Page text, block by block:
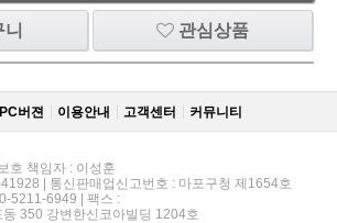
관심상품
PC버젼 이용안내 고객센터 커뮤니티
호 책임자 : 이성훈
| 통신판매업신고번호 : 마포구청 제1654호
5211-6949 | 팩스 :
350 강변한신코아빌딩 1204호